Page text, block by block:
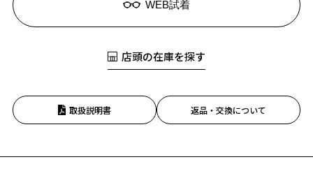
WEB試着
店頭の在庫を探す
取扱説明書 返品・交換について